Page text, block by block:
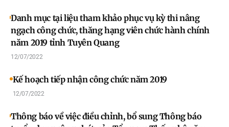
Danh mục tại liệu tham khảo phục vụ kỳ thi nâng
ngạch công chức, thăng hạng viên chức hành chính
năm 2019 tỉnh Tuyên Quang
12/07/2022
Kế hoạch tiếp nhận công chức năm 2019
12/07/2022
Thông báo về việc điều chỉnh, bổ sung Thông báo